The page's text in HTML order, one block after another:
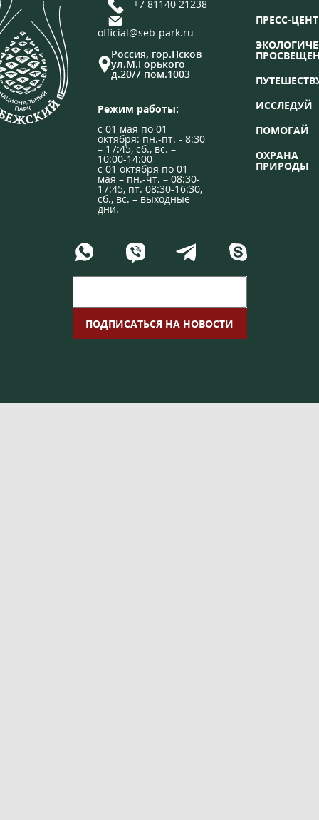
+7 81140 21238
official@seb-park.ru
Россия, гор.Псков
ул.М.Горького
д.20/7 пом.1003
Режим работы:
с 01 мая по 01
октября: пн.-пт. - 8:30
– 17:45, сб., вс. –
10:00-14:00
с 01 октября по 01
мая – пн.-чт. – 08:30-
17:45, пт. 08:30-16:30,
сб., вс. – выходные
дни.
ПРЕСС-
ИССЛЕДУЙ
ПОМОГАЙ
ОХРАНА
ПРИРОДЫ